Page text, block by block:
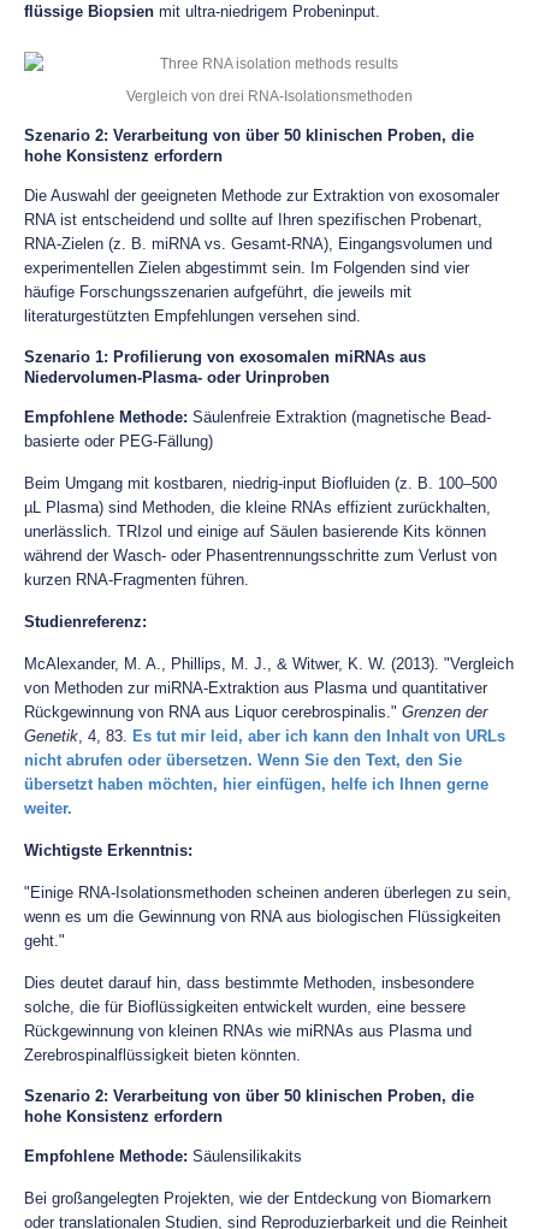
flüssige Biopsien mit ultra-niedrigem Probeninput.
Vergleich von drei RNA-Isolationsmethoden
Szenario 2: Verarbeitung von über 50 klinischen Proben, die
hohe Konsistenz erfordern
Die Auswahl der geeigneten Methode zur Extraktion von exosomaler
RNA ist entscheidend und sollte auf Ihren spezifischen Probenart,
RNA-Zielen (z. B. miRNA vs. Gesamt-RNA), Eingangsvolumen und
experimentellen Zielen abgestimmt sein. Im Folgenden sind vier
häufige Forschungsszenarien aufgeführt, die jeweils mit
literaturgestützten Empfehlungen versehen sind.
Szenario 1: Profilierung von exosomalen miRNAs aus
Niedervolumen-Plasma- oder Urinproben
Empfohlene Methode: Säulenfreie Extraktion (magnetische Bead-
basierte oder PEG-Fällung)
Beim Umgang mit kostbaren, niedrig-input Biofluiden (z. B. 100–500
µL Plasma) sind Methoden, die kleine RNAs effizient zurückhalten,
unerlässlich. TRIzol und einige auf Säulen basierende Kits können
während der Wasch- oder Phasentrennungsschritte zum Verlust von
kurzen RNA-Fragmenten führen.
Studienreferenz:
McAlexander, M. A., Phillips, M. J., & Witwer, K. W. (2013). "Vergleich
von Methoden zur miRNA-Extraktion aus Plasma und quantitativer
Rückgewinnung von RNA aus Liquor cerebrospinalis." Grenzen der
Genetik, 4, 83. Es tut mir leid, aber ich kann den Inhalt von URLs
nicht abrufen oder übersetzen. Wenn Sie den Text, den Sie
übersetzt haben möchten, hier einfügen, helfe ich Ihnen gerne
weiter.
Wichtigste Erkenntnis:
"Einige RNA-Isolationsmethoden scheinen anderen überlegen zu sein,
wenn es um die Gewinnung von RNA aus biologischen Flüssigkeiten
geht."
Dies deutet darauf hin, dass bestimmte Methoden, insbesondere
solche, die für Bioflüssigkeiten entwickelt wurden, eine bessere
Rückgewinnung von kleinen RNAs wie miRNAs aus Plasma und
Zerebrospinalflüssigkeit bieten könnten.
Szenario 2: Verarbeitung von über 50 klinischen Proben, die
hohe Konsistenz erfordern
Empfohlene Methode: Säulensilikakits
Bei großangelegten Projekten, wie der Entdeckung von Biomarkern
oder translationalen Studien, sind Reproduzierbarkeit und die Reinheit